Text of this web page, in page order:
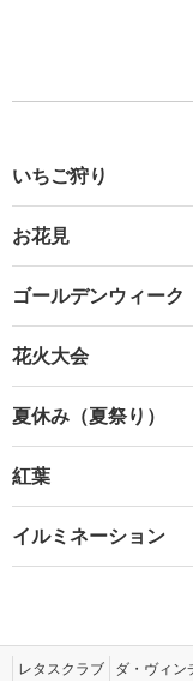
いちご狩り
お花見
ゴールデンウィーク
花火大会
夏休み（夏祭り）
紅葉
イルミネーション
レタスクラブ ダ・ヴィン